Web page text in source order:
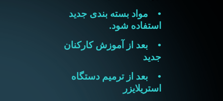
• مواد بسته بندی جدید
استفاده شود.
• بعد از آموزش کارکنان
جدید
• بعد از ترمیم دستگاه
استریلایزر